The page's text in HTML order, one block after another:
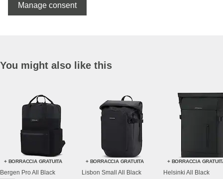
Manage consent
You might also like this
+ BORRACCIA GRATUITA
Bergen Pro All Black
+ BORRACCIA GRATUITA
Lisbon Small All Black
+ BORRACCIA
Helsinki All Black